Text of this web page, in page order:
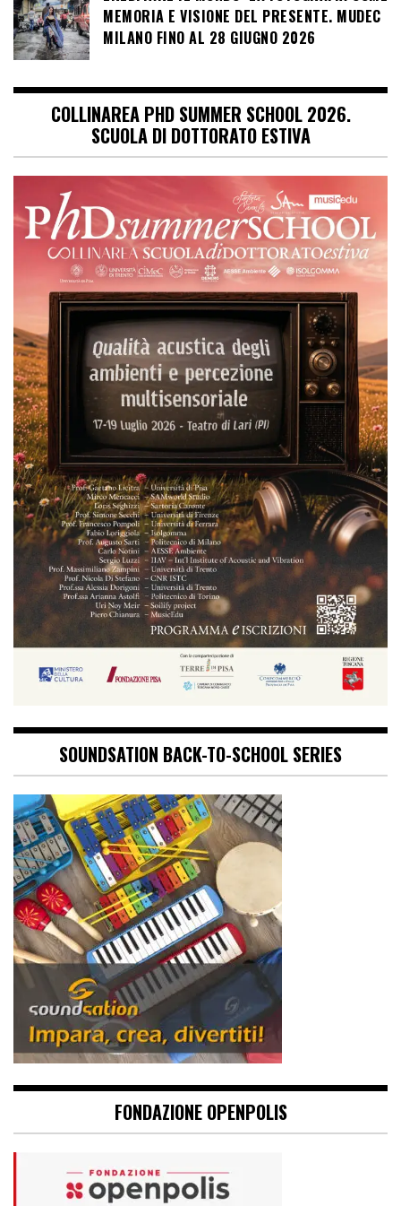
MEMORIA E VISIONE DEL PRESENTE. MUDEC
MILANO FINO AL 28 GIUGNO 2026
COLLINAREA PHD SUMMER SCHOOL 2026.
SCUOLA DI DOTTORATO ESTIVA
SOUNDSATION BACK-TO-SCHOOL SERIES
FONDAZIONE OPENPOLIS